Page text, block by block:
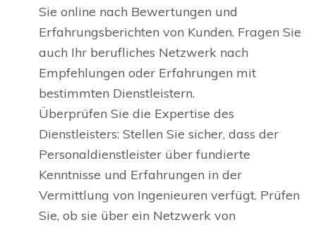
Sie online nach Bewertungen und
Erfahrungsberichten von Kunden. Fragen Sie
auch Ihr berufliches Netzwerk nach
Empfehlungen oder Erfahrungen mit
bestimmten Dienstleistern.
Überprüfen Sie die Expertise des
Dienstleisters: Stellen Sie sicher, dass der
Personaldienstleister über fundierte
Kenntnisse und Erfahrungen in der
Vermittlung von Ingenieuren verfügt. Prüfen
Sie, ob sie über ein Netzwerk von